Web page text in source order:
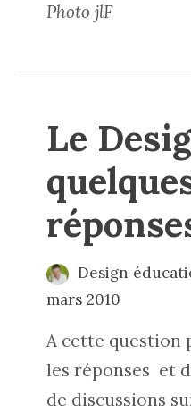
Photo jlF
Le
Design
mars 2010
A cette question
les réponses et
de discussions